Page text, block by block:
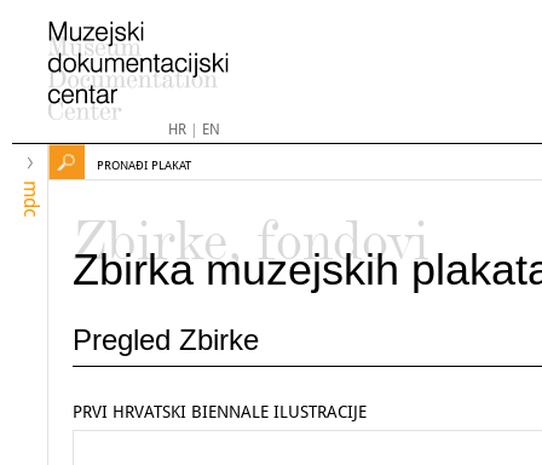
HR| EN
mdc
PRONAĐI PLAKAT
Zbirke, fondovi
Zbirka muzejskih
Pregled Zbirke
PRVI HRVATSKI BIENNALE ILUSTRACIJE